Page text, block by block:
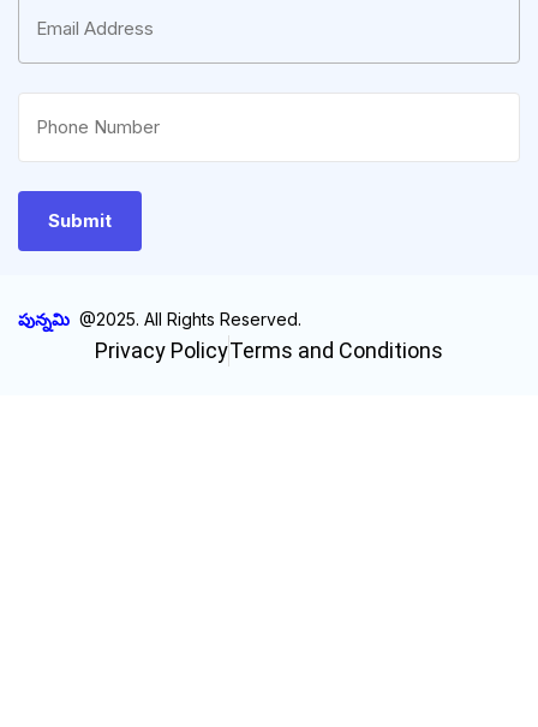
పున్నమి @2025. All Rights Reserved.
Privacy PolicyTerms and Conditions